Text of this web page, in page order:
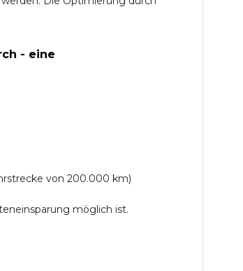
- eine
von 200.000 km)
möglich ist.